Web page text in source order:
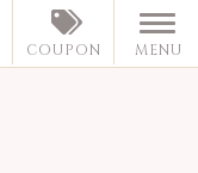
COUPON MENU